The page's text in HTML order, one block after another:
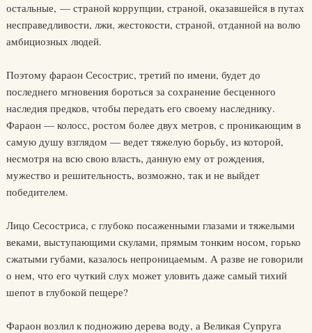
остальные, — страной коррупции, страной, оказавшейся в путах
несправедливости, лжи, жестокости, страной, отданной на волю
амбициозных людей.
Поэтому фараон Сесострис, третий по имени, будет до
последнего мгновения бороться за сохранение бесценного
наследия предков, чтобы передать его своему наследнику.
Фараон — колосс, ростом более двух метров, с проникающим в
самую душу взглядом — ведет тяжелую борьбу, из которой,
несмотря на всю свою власть, данную ему от рождения,
мужество и решительность, возможно, так и не выйдет
победителем.
Лицо Сесостриса, с глубоко посаженными глазами и тяжелыми
веками, выступающими скулами, прямым тонким носом, горько
сжатыми губами, казалось непроницаемым. А разве не говорили
о нем, что его чуткий слух может уловить даже самый тихий
шепот в глубокой пещере?
Фараон возлил к подножию дерева воду, а Великая Супруга